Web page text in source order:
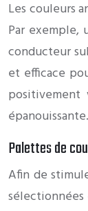
Les couleurs
Par exemple,
conducteur
et efficace
positivement
Palettes de
Afin de